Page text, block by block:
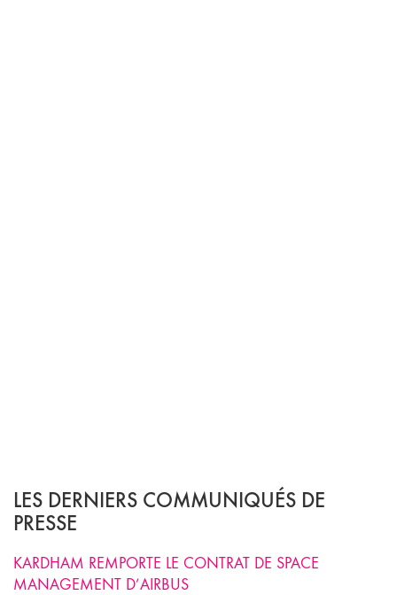
LES DERNIERS COMMUNIQUÉS DE
PRESSE
KARDHAM REMPORTE LE CONTRAT DE SPACE
MANAGEMENT D’AIRBUS